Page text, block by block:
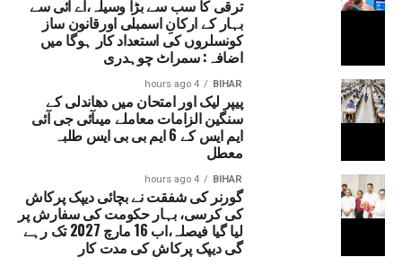
کے پیش نظر گروگرام ٹریفک پولیس نے ایک
ایڈوائزری جاری کی ہے۔ پولیس انتظامیہ نے
پرائیویٹ کمپنیوں، کارپوریٹ دفاتر اور آئی ٹی
ہاؤسز سے اپیل کی ہے کہ وہ حفاظتی وجوہات کی بنا
پر اپنے ملازمین کو آج گھر سے کام کرنے دیں۔
شہریوں سے بھی اپیل کی گئی ہے کہ وہ صرف ضروری
کاموں کے لیے گھروں سے نکلیں۔گروگرام کی
میونسپل کارپوریشن اور گروگرام میٹروپولیٹن
ڈیولپمنٹ اتھارٹی (جی ایم ڈی اے) کی ٹیموں کو
صورتحال پر قابو پانے کے لیے الرٹ پر رکھا گیا
ہے۔ متاثرہ علاقوں اور انڈر پاسز سے پانی نکالنے
کے لیے ہیوی ڈیوٹی پمپ استعمال کیے جا رہے ہیں۔
ترقی کا سب سے بڑا وسیلہ،اے آئی سے
بہار کے ارکانِ اسمبلی اورقانون ساز
کونسلروں کی استعداد کار ہوگا میں
اضافہ: سمراٹ چوہدری
BIHAR
4 hours ago
پیپر لیک اور امتحان میں دھاندلی کے
سنگین الزامات معاملے میںآئی جی آئی
ایم ایس کے 6 ایم بی بی ایس طلبہ
معطل
BIHAR
4 hours ago
گورنر کی شفقت نے بچائی دیپک پرکاش
کی کرسی، بہار حکومت کی سفارش پر
لیا گیا فیصلہ،اب 16 مارچ 2027 تک رہے
گی دیپک پرکاش کی مدت کار